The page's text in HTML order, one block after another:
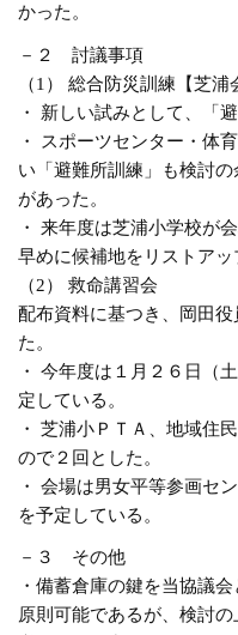
かった。
－２ 討議事項
（1） 総合防災訓練【芝浦
・ 新しい試みとして、「
・ スポーツセンター・体
い「避難所訓練」も検討
があった。
・ 来年度は芝浦小学校が
早めに候補地をリストアッ
（2） 救命講習会
配布資料に基つき、岡田
た。
・ 今年度は１月２６日（
定している。
・ 芝浦小ＰＴＡ、地域住
ので２回とした。
・ 会場は男女平等参画セ
を予定している。
－３ その他
・備蓄倉庫の鍵を当協議
原則可能であるが、検討の